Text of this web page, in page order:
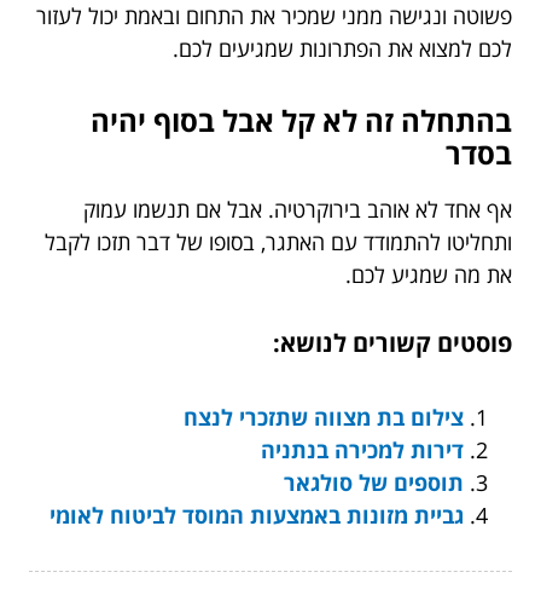
פשוטה ונגישה ממני שמכיר את התחום ובאמת יכול לעזור
לכם למצוא את הפתרונות שמגיעים לכם.
בהתחלה זה לא קל אבל בסוף יהיה
בסדר
אף אחד לא אוהב בירוקרטיה. אבל אם תנשמו עמוק
ותחליטו להתמודד עם האתגר, בסופו של דבר תזכו לקבל
את מה שמגיע לכם.
פוסטים קשורים לנושא:
צילום בת מצווה שתזכרי לנצח
דירות למכירה בנתניה
תוספים של סולגאר
גביית מזונות באמצעות המוסד לביטוח לאומי